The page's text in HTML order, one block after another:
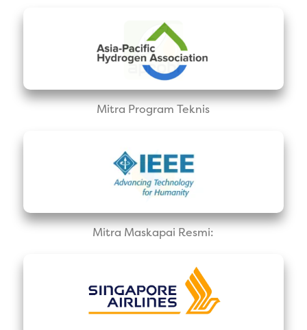
Mitra Program Teknis
Mitra Maskapai Resmi: